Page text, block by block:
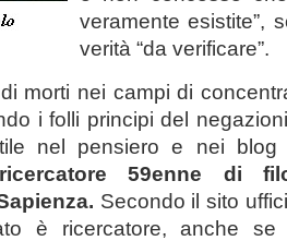
veramente esistite”,
verità “da verificare”.
morti nei campi di
i folli principi del
nel pensiero e nei
59enne di
Secondo il sito
è ricercatore, anche